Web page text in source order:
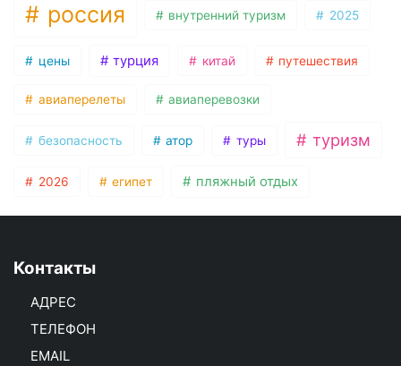
россия внутренний туризм 2025
цены турция китай путешествия
авиаперелеты авиаперевозки
безопасность атор туры туризм
2026 египет пляжный отдых
Контакты
АДРЕС
ТЕЛЕФОН
EMAIL